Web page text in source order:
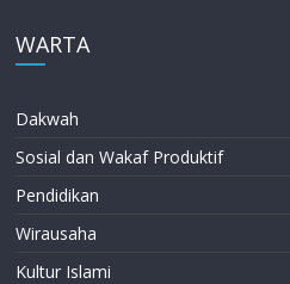
WARTA
Dakwah
Sosial dan Wakaf Produktif
Pendidikan
Wirausaha
Kultur Islami